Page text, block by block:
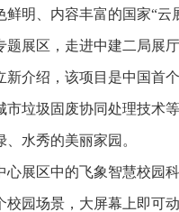
鲜明、内容丰富的国家“云
题展区，走进中建二局展
新介绍，该项目是中国首
市垃圾固废协同处理技术
水秀的美丽家园。
心展区中的飞象智慧校园
园场景，大屏幕上即可